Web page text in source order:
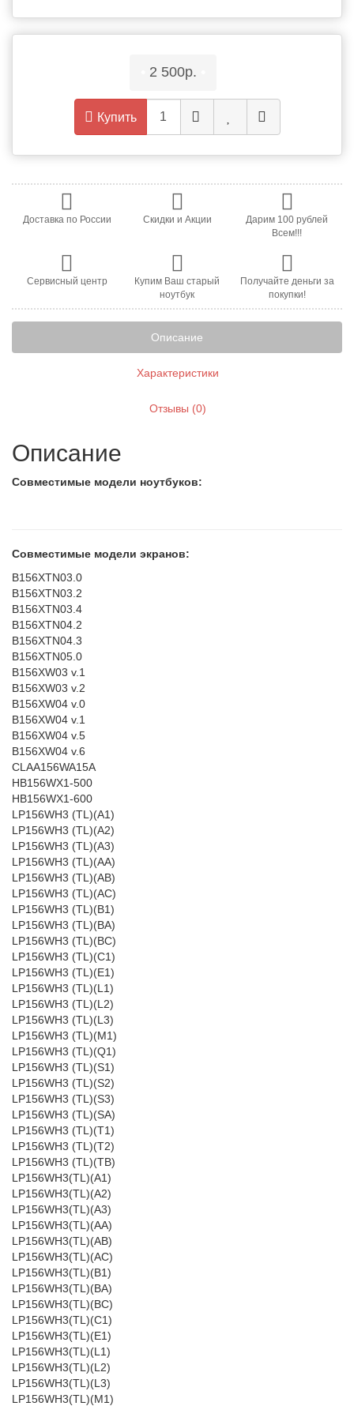
2 500р.
Купить
Доставка по России Скидки и Акции
Дарим 100 рублей
Всем!!!
Сервисный центр
Купим Ваш старый
ноутбук
Получайте деньги за
покупки!
Описание
Характеристики
Отзывы (0)
Описание
Совместимые модели ноутбуков:
Совместимые модели экранов:
B156XTN03.0
B156XTN03.2
B156XTN03.4
B156XTN04.2
B156XTN04.3
B156XTN05.0
B156XW03 v.1
B156XW03 v.2
B156XW04 v.0
B156XW04 v.1
B156XW04 v.5
B156XW04 v.6
CLAA156WA15A
HB156WX1-500
HB156WX1-600
LP156WH3 (TL)(A1)
LP156WH3 (TL)(A2)
LP156WH3 (TL)(A3)
LP156WH3 (TL)(AA)
LP156WH3 (TL)(AB)
LP156WH3 (TL)(AC)
LP156WH3 (TL)(B1)
LP156WH3 (TL)(BA)
LP156WH3 (TL)(BC)
LP156WH3 (TL)(C1)
LP156WH3 (TL)(E1)
LP156WH3 (TL)(L1)
LP156WH3 (TL)(L2)
LP156WH3 (TL)(L3)
LP156WH3 (TL)(M1)
LP156WH3 (TL)(Q1)
LP156WH3 (TL)(S1)
LP156WH3 (TL)(S2)
LP156WH3 (TL)(S3)
LP156WH3 (TL)(SA)
LP156WH3 (TL)(T1)
LP156WH3 (TL)(T2)
LP156WH3 (TL)(TB)
LP156WH3(TL)(A1)
LP156WH3(TL)(A2)
LP156WH3(TL)(A3)
LP156WH3(TL)(AA)
LP156WH3(TL)(AB)
LP156WH3(TL)(AC)
LP156WH3(TL)(B1)
LP156WH3(TL)(BA)
LP156WH3(TL)(BC)
LP156WH3(TL)(C1)
LP156WH3(TL)(E1)
LP156WH3(TL)(L1)
LP156WH3(TL)(L2)
LP156WH3(TL)(L3)
LP156WH3(TL)(M1)